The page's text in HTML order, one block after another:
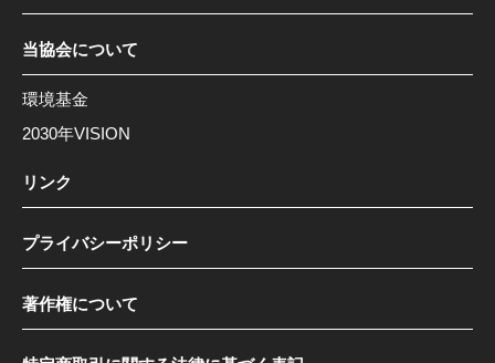
当協会について
環境基金
2030年VISION
リンク
プライバシーポリシー
著作権について